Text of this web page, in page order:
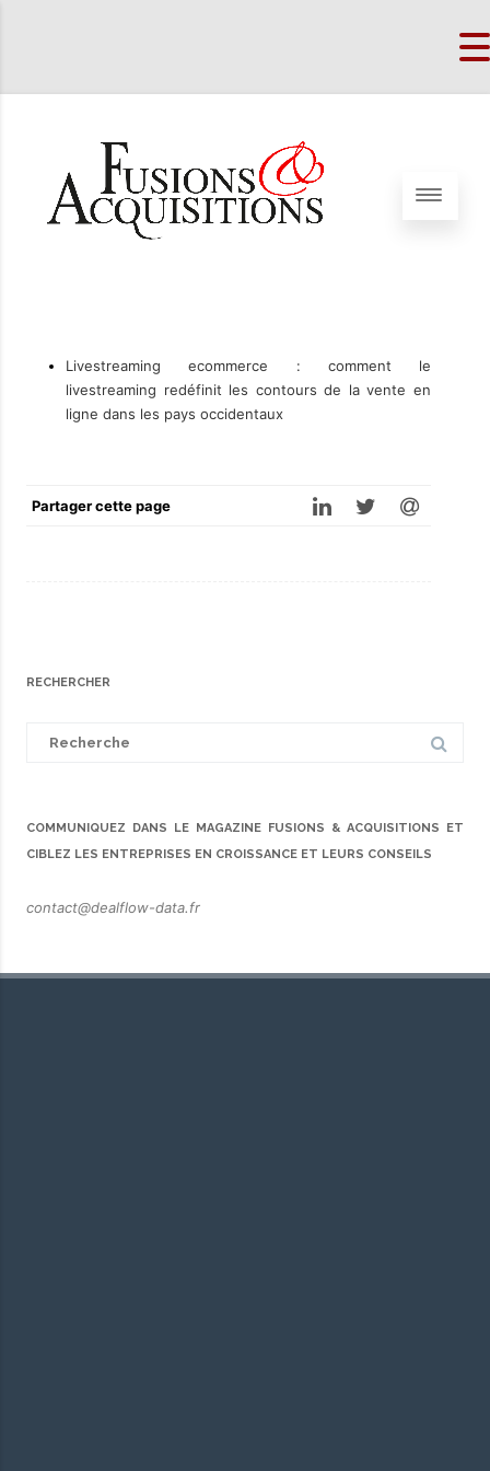
Livestreaming ecommerce : comment le
livestreaming redéfinit les contours de la vente en
ligne dans les pays occidentaux
Partager cette page
RECHERCHER
COMMUNIQUEZ DANS LE MAGAZINE FUSIONS & ACQUISITIONS ET
CIBLEZ LES ENTREPRISES EN CROISSANCE ET LEURS CONSEILS
contact@dealflow-data.fr